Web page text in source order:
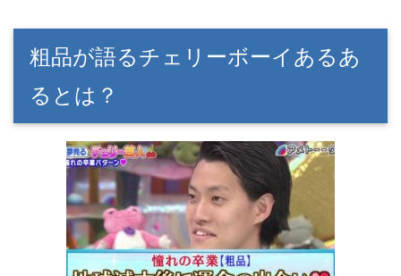
粗品が語るチェリーボーイあるあ
るとは？